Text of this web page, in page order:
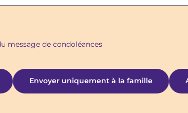
message de condoléances